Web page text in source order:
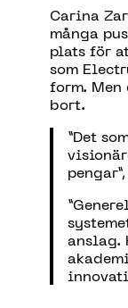
Carina
många
plats för
som
form.
bort.
”Det
anslag.